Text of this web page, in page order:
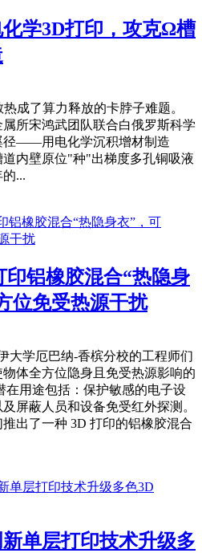
学3D打印，攻克Ω槽
成了算力释放的卡脖子难题。
属所宋鸿武团队联合白俄罗斯科学
径——用电化学沉积增材制造
道内壁原位"种"出梯度多孔铜吸液
...
印铝橡胶混合“热隐身
位免受热源干扰
大学厄巴纳-香槟分校的工程师们
体全方位隐身且免受热源影响的
在用途包括：保护敏感的电子设
屏蔽人员和设备免受红外探测。
出了一种 3D 打印的铝橡胶混合
单层打印技术升级多